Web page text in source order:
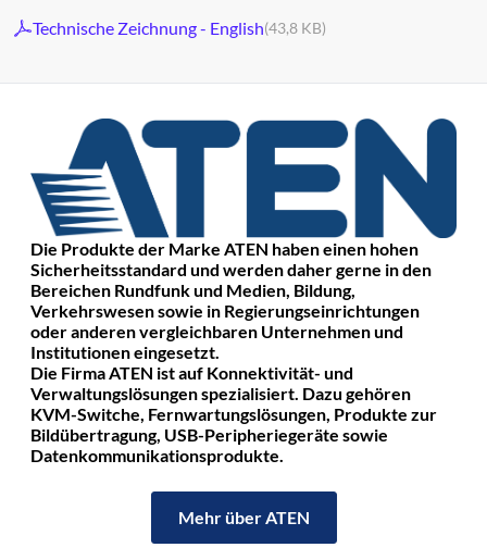
Technische Zeichnung - English(43,8 KB)
Die Produkte der Marke ATEN haben einen hohen
Sicherheitsstandard und werden daher gerne in den
Bereichen Rundfunk und Medien, Bildung,
Verkehrswesen sowie in Regierungseinrichtungen
oder anderen vergleichbaren Unternehmen und
Institutionen eingesetzt.
Die Firma ATEN ist auf Konnektivität- und
Verwaltungslösungen spezialisiert. Dazu gehören
KVM-Switche, Fernwartungslösungen, Produkte zur
Bildübertragung, USB-Peripheriegeräte sowie
Datenkommunikationsprodukte.
Mehr über ATEN